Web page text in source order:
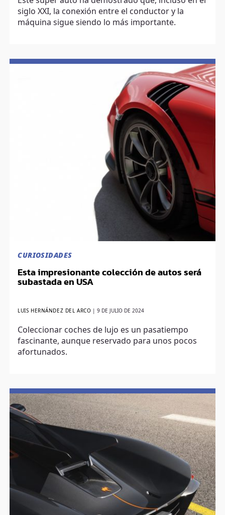
siglo XXI, la conexión entre el conductor y la
máquina sigue siendo lo más importante.
CURIOSIDADES
Esta impresionante colección de autos será
subastada en USA
LUIS HERNÁNDEZ DEL ARCO |9 DE JULIO DE 2024
Coleccionar coches de lujo es un pasatiempo
fascinante, aunque reservado para unos pocos
afortunados.